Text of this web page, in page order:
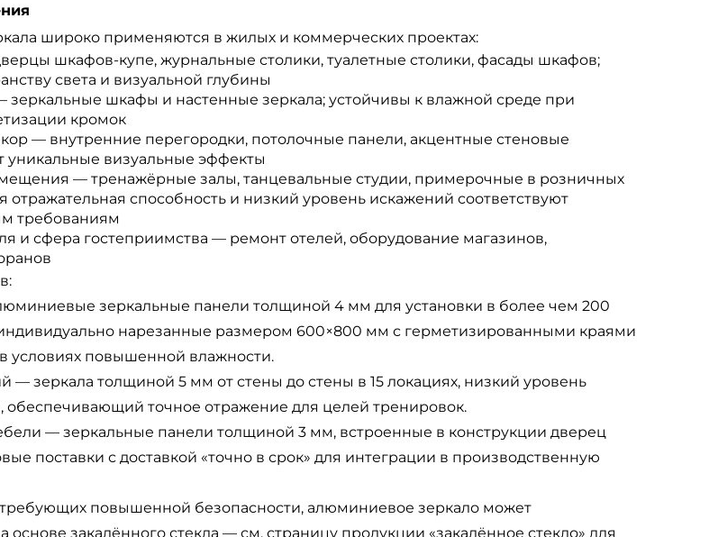
широко применяются в жилых и коммерческих проектах:
шкафов-купе, журнальные столики, туалетные столики, фасады шкафов;
света и визуальной глубины
шкафы и настенные зеркала; устойчивы к влажной среде при
кромок
— внутренние перегородки, потолочные панели, акцентные стеновые
уникальные визуальные эффекты
— тренажёрные залы, танцевальные студии, примерочные в розничных
отражательная способность и низкий уровень искажений соответствуют
требованиям
и сфера гостеприимства — ремонт отелей, оборудование магазинов,
зеркальные панели толщиной 4 мм для установки в более чем 200
нарезанные размером 600×800 мм с герметизированными краями
условиях повышенной влажности.
— зеркала толщиной 5 мм от стены до стены в 15 локациях, низкий уровень
обеспечивающий точное отражение для целей тренировок.
— зеркальные панели толщиной 3 мм, встроенные в конструкции дверец
поставки с доставкой «точно в срок» для интеграции в производственную
повышенной безопасности, алюминиевое зеркало может
основе закалённого стекла — см. страницу продукции «закалённое стекло» для